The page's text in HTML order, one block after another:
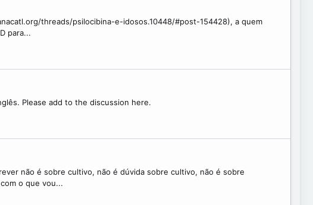
threads/psilocibina-e-idosos.10448/#post-154428), a quem
para...
Please add to the discussion here.
não é sobre cultivo, não é dúvida sobre cultivo, não é sobre
o que vou...